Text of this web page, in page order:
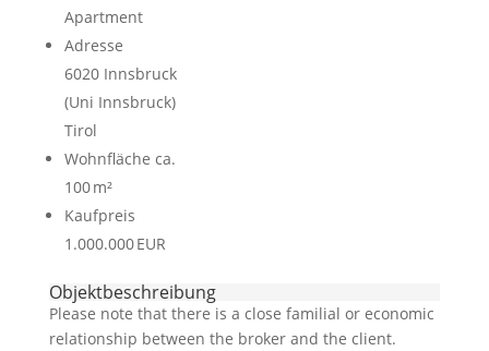
Apartment
Adresse
6020 Innsbruck
(Uni Innsbruck)
Tirol
Wohnfläche ca.
100 m²
Kaufpreis
1.000.000 EUR
Objekt­beschreibung
Please note that there is a close familial or economic
relationship between the broker and the client.